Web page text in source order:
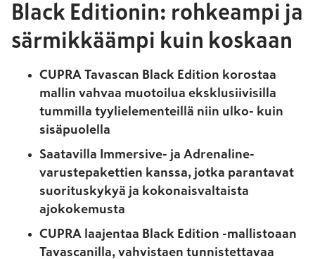
Black Editionin: rohkeampi ja
särmikkäämpi kuin koskaan
CUPRA Tavascan Black Edition korostaa
mallin vahvaa muotoilua eksklusiivisilla
tummilla tyylielementeillä niin ulko- kuin
sisäpuolella
Saatavilla Immersive- ja Adrenaline-
varustepakettien kanssa, jotka parantavat
suorituskykyä ja kokonaisvaltaista
ajokokemusta
CUPRA laajentaa Black Edition -mallistoaan
Tavascanilla, vahvistaen tunnistettavaa